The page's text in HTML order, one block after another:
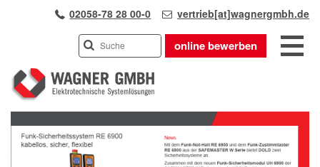
02058-78 28 00-0 vertrieb[at]wagnergmbh.de
online bewerben
INDUSTRIEVERTRETUNG
UNSER TEAM
WIR ÜBER UNS
Previous
Next